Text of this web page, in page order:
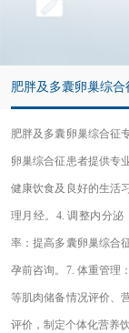
肥胖及多囊卵巢综合
肥胖及多囊卵巢综合征
卵巢综合征患者提供专
健康饮食及良好的生活
理月经。4. 调整内分
率：提高多囊卵巢综合
孕前咨询。7. 体重管理
等肌肉储备情况评价、
评价，制定个体化营养